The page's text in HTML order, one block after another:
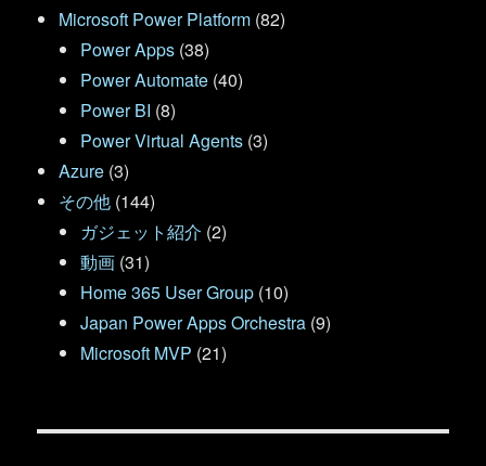
Microsoft Power Platform (82)
Power Apps (38)
Power Automate (40)
Power BI (8)
Power Virtual Agents (3)
Azure (3)
その他 (144)
ガジェット紹介 (2)
動画 (31)
Home 365 User Group (10)
Japan Power Apps Orchestra (9)
Microsoft MVP (21)